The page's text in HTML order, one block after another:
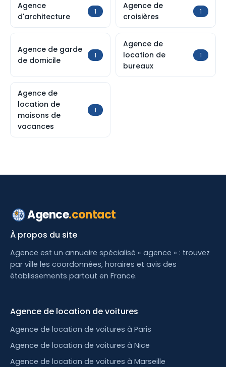
Agence
d'architecture
1
Agence de
croisières
1
Agence de garde
de domicile
1
Agence de
location de
bureaux
1
Agence de
location de
maisons de
vacances
1
Agence.contact
À propos du site
Agence est un annuaire spécialisé « agence » : trouvez
par ville les coordonnées, horaires et avis des
établissements partout en France.
Agence de location de voitures
Agence de location de voitures à Paris
Agence de location de voitures à Nice
Agence de location de voitures à Marseille